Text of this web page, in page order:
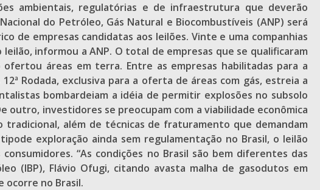
ambientais, regulatórias e de infraestrutura que deverão
do Petróleo, Gás Natural e Biocombustíveis (ANP) será
de empresas candidatas aos leilões. Vinte e uma companhias
informou a ANP. O total de empresas que se qualificaram
ofertou áreas em terra. Entre as empresas habilitadas para a
Rodada, exclusiva para a oferta de áreas com gás, estreia a
bombardeiam a idéia de permitir explosões no subsolo
outro, investidores se preocupam com a viabilidade econômica
além de técnicas de fraturamento que demandam
exploração ainda sem regulamentação no Brasil, o leilão
“As condições no Brasil são bem diferentes das
(IBP), Flávio Ofugi, citando avasta malha de gasodutos em
ocorre no Brasil.